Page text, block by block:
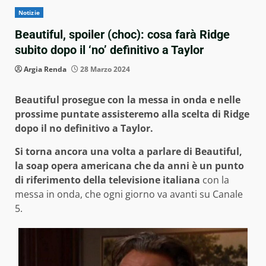
Notizie
Beautiful, spoiler (choc): cosa farà Ridge
subito dopo il ‘no’ definitivo a Taylor
Argia Renda 28 Marzo 2024
Beautiful prosegue con la messa in onda e nelle
prossime puntate assisteremo alla scelta di Ridge
dopo il no definitivo a Taylor.
Si torna ancora una volta a parlare di Beautiful,
la soap opera americana che da anni è un punto
di riferimento della televisione italiana con la
messa in onda, che ogni giorno va avanti su Canale
5.